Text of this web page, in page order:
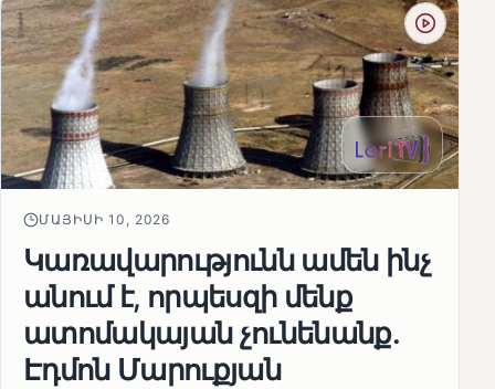
ՄԱՅԻՍԻ 10, 2026
Կառավարությունն ամեն ինչ
անում է, որպեսզի մենք
ատոմակայան չունենանք․
Էդմոն Մարուքյան